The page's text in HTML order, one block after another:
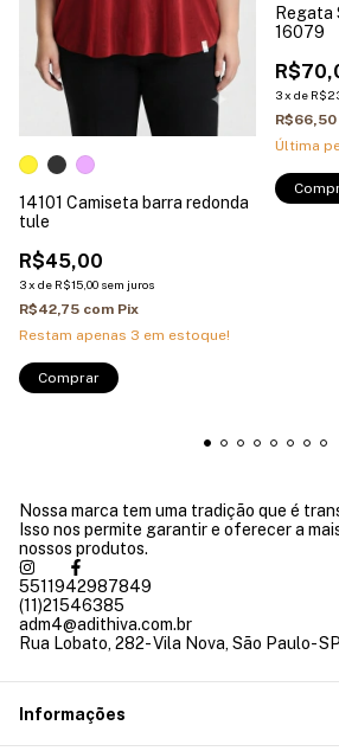
14101 Camiseta barra redonda
tule
R$45,00
3x de R$15,00 sem juros
R$42,75 com Pix
Restam apenas 3 em estoque!
Comprar
Regata
16079
3x de
R$66,50
Última
Nossa marca tem uma tradição que é
Isso nos permite garantir e oferecer a
nossos produtos.
5511942987849
(11)21546385
adm4@adithiva.com.br
Rua Lobato, 282- Vila Nova, São Paulo-
Informações